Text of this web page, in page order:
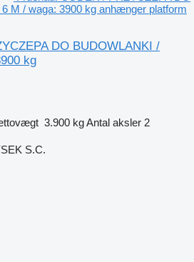
M / waga: 3900 kg anhænger platform
DO BUDOWLANKI /
kg
3.900 kgAntal aksler 2
S.C.